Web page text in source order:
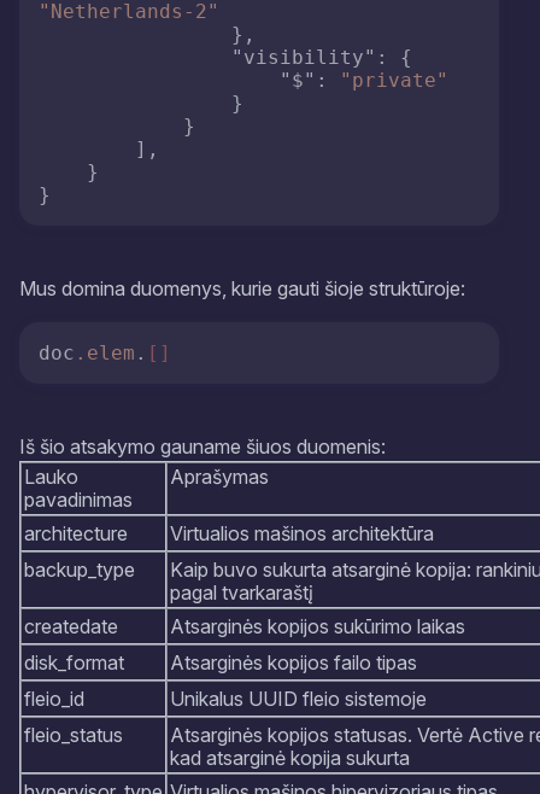
"Netherlands-2"
} ,
"visibility" :
{
"$" :
"private"
}
}
] ,
}
}
Mus domina duomenys, kurie gauti šioje struktūroje:​​​​​​​
doc .elem . []
Iš šio atsakymo gauname šiuos duomenis:
Lauko
pavadinimas
Aprašymas
architecture
Virtualios mašinos architektūra
backup_type
Kaip buvo sukurta atsarginė kopija:
pagal tvarkaraštį
createdate
Atsarginės kopijos sukūrimo laikas
disk_format
Atsarginės kopijos failo tipas
fleio_id
Unikalus UUID fleio sistemoje
fleio_status
Atsarginės kopijos statusas. Vertė Active
kad atsarginė kopija sukurta